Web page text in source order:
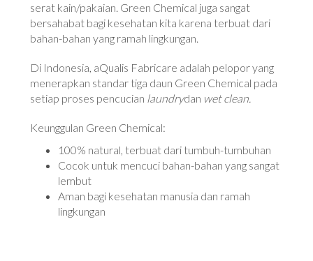
serat kain/pakaian. Green Chemical juga sangat
bersahabat bagi kesehatan kita karena terbuat dari
bahan-bahan yang ramah lingkungan.
Di Indonesia, aQualis Fabricare adalah pelopor yang
menerapkan standar tiga daun Green Chemical pada
setiap proses pencucian laundrydan wet clean.
Keunggulan Green Chemical:
100% natural, terbuat dari tumbuh-tumbuhan
Cocok untuk mencuci bahan-bahan yang sangat
lembut
Aman bagi kesehatan manusia dan ramah
lingkungan